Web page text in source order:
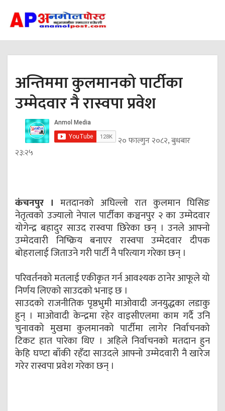
अन्तिममा कुलमानको पार्टीका
उम्मेदवार नै रास्वपा प्रवेश
२० फाल्गुन २०८२, बुधबार
२३:२५
कंचनपुर । मतदानको अघिल्लो रात कुलमान घिसिङ
नेतृत्वको उज्यालो नेपाल पार्टीका कञ्चनपुर २ का उम्मेदवार
योगेन्द्र बहादुर साउद रास्वपा छिरेका छन् । उनले आफ्नो
उम्मेदवारी निष्क्रिय बनाएर रास्वपा उम्मेदवार दीपक
बोहरालाई जिताउने गरी पार्टी नै परित्याग गरेका छन् ।
परिवर्तनको मतलाई एकीकृत गर्न आवश्यक ठानेर आफूले यो
निर्णय लिएको साउदको भनाइ छ ।
साउदको राजनीतिक पृष्ठभुमी माओवादी जनयुद्धका लडाकु
हुन् । माओवादी केन्द्रमा रहेर वाइसीएलमा काम गर्दै उनि
चुनावको मुखमा कुलमानको पार्टीमा लागेर निर्वाचनको
टिकट हात पारेका थिए । अहिले निर्वाचनको मतदान हुन
केहि घण्टा बाँकी रहँदा साउदले आफ्नो उम्मेदवारी नै खारेज
गरेर रास्वपा प्रवेश गरेका छन् ।